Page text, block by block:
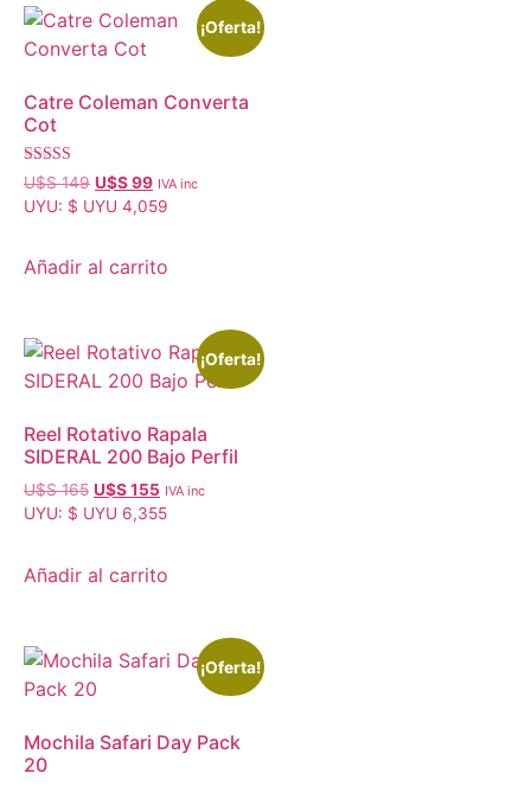
¡Oferta!
Catre Coleman Converta
Cot
Valorado con
5.00
de 5
U$S149 U$S99 IVA inc
UYU: $ UYU 4,059
Añadir al carrito
¡Oferta!
Reel Rotativo Rapala
SIDERAL 200 Bajo Perfil
U$S165 U$S155 IVA inc
UYU: $ UYU 6,355
Añadir al carrito
¡Oferta!
Mochila Safari Day Pack
20